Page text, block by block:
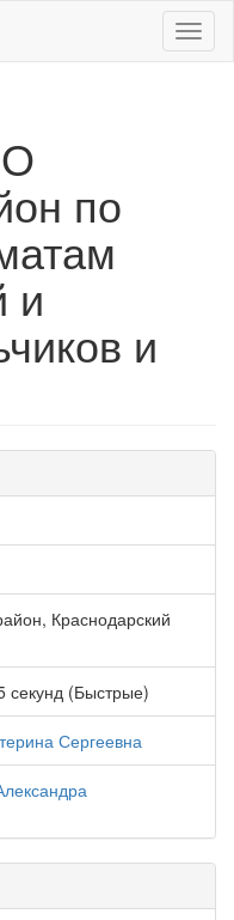
по
и
и
Краснодарский
секунд (Быстрые)
Сергеевна